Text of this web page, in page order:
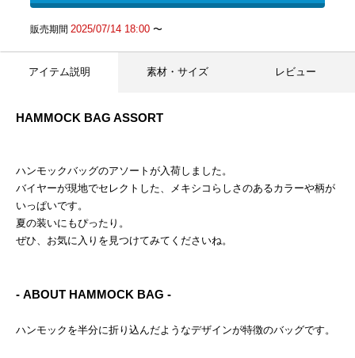
販売期間 2025/07/14 18:00〜
アイテム説明 素材・サイズ レビュー
HAMMOCK BAG ASSORT
ハンモックバッグのアソートが入荷しました。
バイヤーが現地でセレクトした、メキシコらしさのあるカラーや柄が
いっぱいです。
夏の装いにもぴったり。
ぜひ、お気に入りを見つけてみてくださいね。
- ABOUT HAMMOCK BAG -
ハンモックを半分に折り込んだようなデザインが特徴のバッグです。